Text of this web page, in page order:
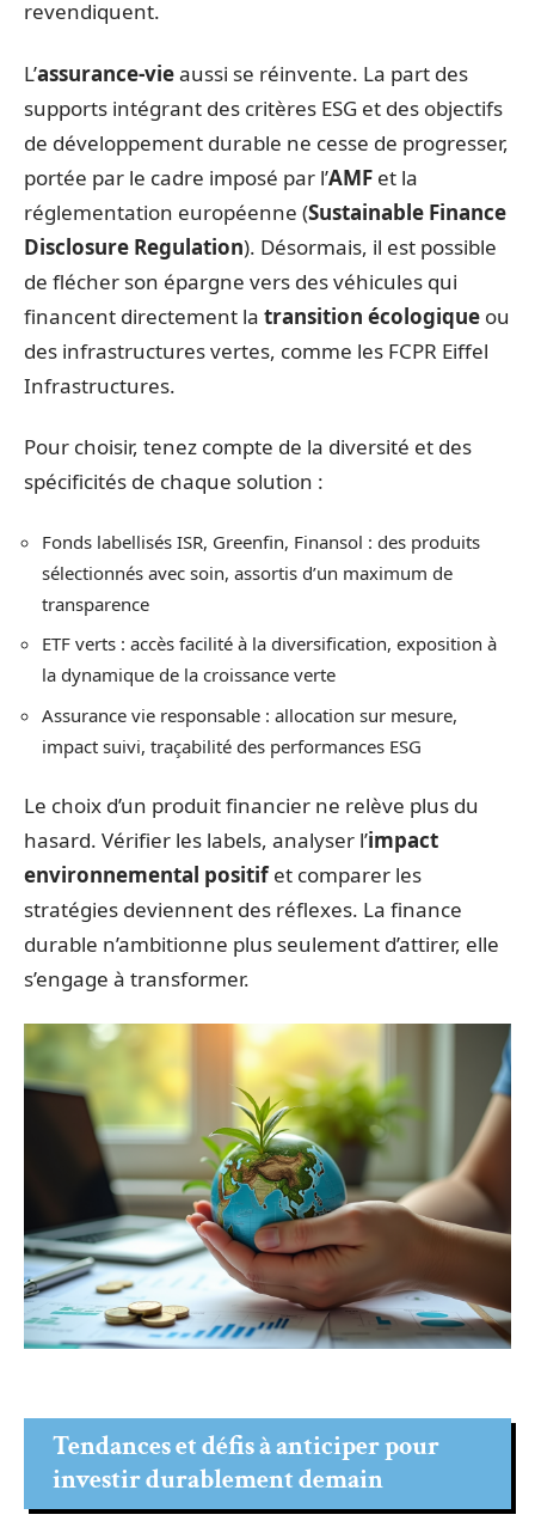
revendiquent.
L’assurance-vieaussi se réinvente. La part des
supports intégrant des critères ESG et des objectifs
de développement durable ne cesse de progresser,
portée par le cadre imposé par l’AMF et la
réglementation européenne (Sustainable Finance
Disclosure Regulation). Désormais, il est possible
de flécher son épargne vers des véhicules qui
financent directement la transition écologique ou
des infrastructures vertes, comme les FCPR Eiffel
Infrastructures.
Pour choisir, tenez compte de la diversité et des
spécificités de chaque solution :
Fonds labellisés ISR, Greenfin, Finansol : des produits
sélectionnés avec soin, assortis d’un maximum de
transparence
ETF verts : accès facilité à la diversification, exposition à
la dynamique de la croissance verte
Assurance vie responsable : allocation sur mesure,
impact suivi, traçabilité des performances ESG
Le choix d’un produit financier ne relève plus du
hasard. Vérifier les labels, analyser l’impact
environnemental positifet comparer les
stratégies deviennent des réflexes. La finance
durable n’ambitionne plus seulement d’attirer, elle
s’engage à transformer.
Tendances et défis à anticiper pour
investir durablement demain